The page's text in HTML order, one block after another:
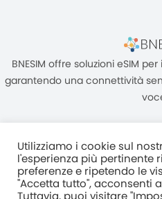
BNESIM offre soluzioni eSIM
garantendo una connettività
Unità C, 8/F, King Palace Plaza,
Utilizziamo i cookie sul
l'esperienza più pertinente
preferenze e ripetendo le
"Accetta tutto", acconsenti
Tuttavia, puoi visitare